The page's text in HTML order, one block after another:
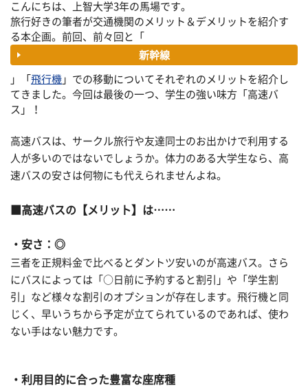
こんにちは、上智大学3年の馬場です。
旅行好きの筆者が交通機関のメリット＆デメリットを紹介す
る本企画。前回、前々回と「
新幹線
」「飛行機 」での移動についてそれぞれのメリットを紹介し
てきました。今回は最後の一つ、学生の強い味方「高速バ
ス」！
高速バスは、サークル旅行や友達同士のお出かけで利用する
人が多いのではないでしょうか。体力のある大学生なら、高
速バスの安さは何物にも代えられませんよね。
■高速バスの【メリット】は……
・安さ：◎
三者を正規料金で比べるとダントツ安いのが高速バス。さら
にバスによっては「○日前に予約すると割引」や「学生割
引」など様々な割引のオプションが存在します。飛行機と同
じく、早いうちから予定が立てられているのであれば、使わ
ない手はない魅力です。
・利用目的に合った豊富な座席種